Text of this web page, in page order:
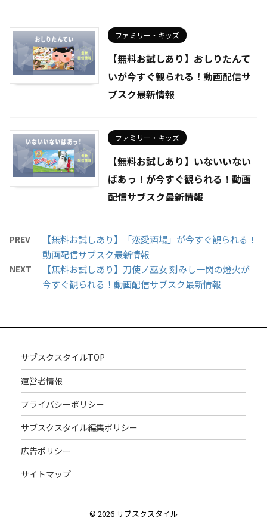
ファミリー・キッズ
【無料お試しあり】おしりたんて
いが今すぐ観られる！動画配信サ
ブスク最新情報
ファミリー・キッズ
【無料お試しあり】いないいない
ばあっ！が今すぐ観られる！動画
配信サブスク最新情報
PREV
【無料お試しあり】「恋愛酒場」が今すぐ観られる！
動画配信サブスク最新情報
NEXT
【無料お試しあり】刀使ノ巫女 刻みし一閃の燈火が
今すぐ観られる！動画配信サブスク最新情報
サブスクスタイルTOP
運営者情報
プライバシーポリシー
サブスクスタイル編集ポリシー
広告ポリシー
サイトマップ
© 2026 サブスクスタイル